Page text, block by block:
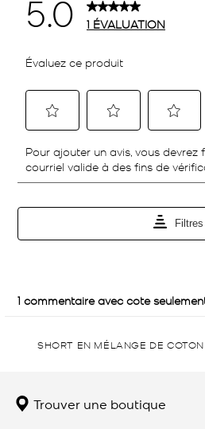
SHORT EN MÉLANGE DE
Trouver une boutique